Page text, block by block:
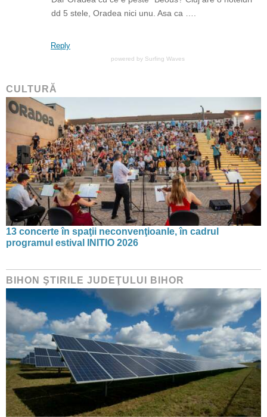
dd 5 stele, Oradea nici unu. Asa ca ….
Reply
powered by Surfing Waves
CULTURĂ
13 concerte în spaţii neconvenţioanle, în cadrul
programul estival INITIO 2026
BIHON ŞTIRILE JUDEŢULUI BIHOR